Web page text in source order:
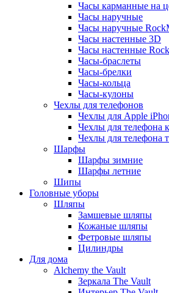
Часы карманные на
Часы наручные
Часы наручные
Часы настенные 3D
Часы настенные
Часы-браслеты
Часы-брелки
Часы-кольца
Часы-кулоны
Чехлы для телефонов
Чехлы для Apple
Чехлы для телефона
Чехлы для телефона
Шарфы
Шарфы зимние
Шарфы летние
Шипы
Головные уборы
Шляпы
Замшевые шляпы
Кожаные шляпы
Фетровые шляпы
Цилиндры
Для дома
Alchemy the Vault
Зеркала The Vault